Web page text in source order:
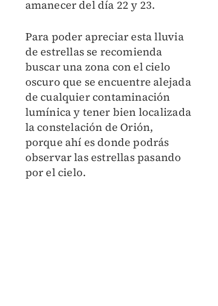
amanecer del día 22 y 23.
Para poder apreciar esta lluvia
de estrellas se recomienda
buscar una zona con el cielo
oscuro que se encuentre alejada
de cualquier contaminación
lumínica y tener bien localizada
la constelación de Orión,
porque ahí es donde podrás
observar las estrellas pasando
por el cielo.